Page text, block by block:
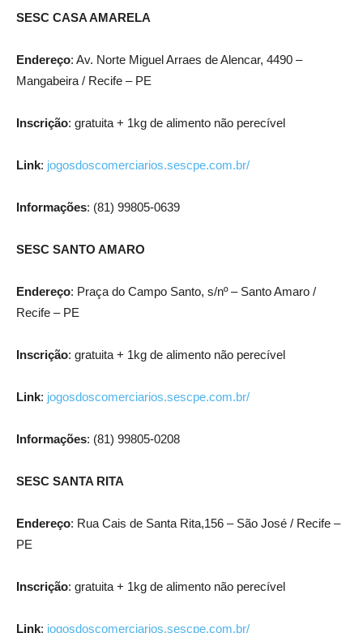
SESC CASA AMARELA
Endereço: Av. Norte Miguel Arraes de Alencar, 4490 –
Mangabeira / Recife – PE
Inscrição: gratuita + 1kg de alimento não perecível
Link: jogosdoscomerciarios.sescpe.com.br/
Informações: (81) 99805-0639
SESC SANTO AMARO
Endereço: Praça do Campo Santo, s/nº – Santo Amaro /
Recife – PE
Inscrição: gratuita + 1kg de alimento não perecível
Link: jogosdoscomerciarios.sescpe.com.br/
Informações: (81) 99805-0208
SESC SANTA RITA
Endereço: Rua Cais de Santa Rita,156 – São José / Recife –
PE
Inscrição: gratuita + 1kg de alimento não perecível
Link: jogosdoscomerciarios.sescpe.com.br/